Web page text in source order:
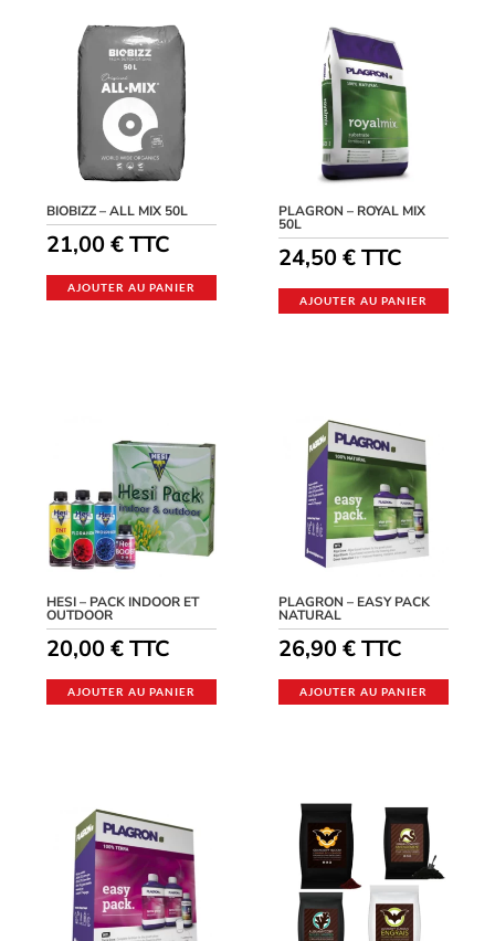
BIOBIZZ – ALL MIX 50L
21,00€ TTC
AJOUTER AU PANIER
PLAGRON – ROYAL MIX
50L
24,50€TTC
AJOUTER AU PANIER
HESI – PACK INDOOR ET
OUTDOOR
20,00€ TTC
AJOUTER AU PANIER
PLAGRON – EASY PACK
NATURAL
26,90€TTC
AJOUTER AU PANIER